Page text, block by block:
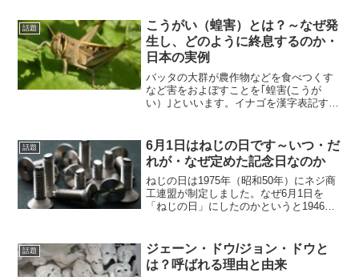
話題
こうがい（蝗害）とは？～なぜ発
生し、どのように終息するのか・
日本の実例
バッタの大群が農作物などを食べつくす
など害をおよぼすことを｢蝗害(こうが
い）｣といいます。イナゴを漢字表記する
すが、多くのメディアや文献などでは、
イナゴに限らずバッタ...
話題
6月1日はねじの日です～いつ・だ
れが・なぜ定めた記念日なのか
ねじの日は1975年（昭和50年）にネジ商
工連盟が制定しました。なぜ6月1日を
「ねじの日」にしたのかというと1946年
定されたことにちなんでなぜ記念日を定
めたの...
話題
ジェーン・ドウ/ジョン・ドウと
は？呼ばれる理由と由来